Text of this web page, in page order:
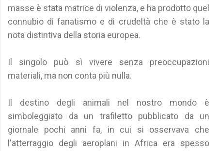
masse è stata matrice di violenza, e ha prodotto quel
connubio di fanatismo e di crudeltà che è stato la
nota distintiva della storia europea.
Il singolo può sì vivere senza preoccupazioni
materiali, ma non conta più nulla.
Il destino degli animali nel nostro mondo è
simboleggiato da un trafiletto pubblicato da un
giornale pochi anni fa, in cui si osservava che
l'atterraggio degli aeroplani in Africa era spesso